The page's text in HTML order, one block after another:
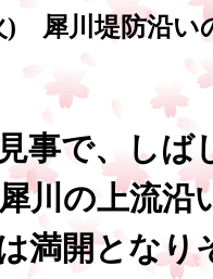
) 犀川堤防沿い
事で、しば
川の上流沿
満開となり